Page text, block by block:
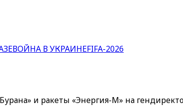
ВОЙНА В УКРАИНЕFIFA-2026
и ракеты «Энергия-М» на